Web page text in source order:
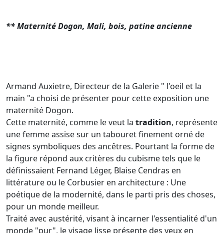
** Maternité Dogon, Mali, bois, patine ancienne
Armand Auxietre, Directeur de la Galerie " l'oeil et la
main "a choisi de présenter pour cette exposition une
maternité Dogon.
Cette maternité, comme le veut la tradition, représente
une femme assise sur un tabouret finement orné de
signes symboliques des ancêtres. Pourtant la forme de
la figure répond aux critères du cubisme tels que le
définissaient Fernand Léger, Blaise Cendras en
littérature ou le Corbusier en architecture : Une
poétique de la modernité, dans le parti pris des choses,
pour un monde meilleur.
Traité avec austérité, visant à incarner l'essentialité d'un
monde "pur", le visage lisse présente des yeux en